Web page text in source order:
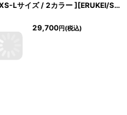
[ XS-Lサイズ / 2カラー ][ERUKEI/SETTAN]ベアトップ・スピンドル・シフォン・花柄・プリント・Aライン・ロングドレス[送料無料]
29,700円(税込)